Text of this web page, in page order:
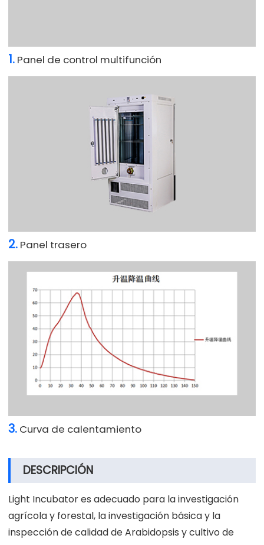
1. Panel de control multifunción
2. Panel trasero
3. Curva de calentamiento
DESCRIPCIÓN
Light Incubator es adecuado para la investigación
agrícola y forestal, la investigación básica y la
inspección de calidad de Arabidopsis y cultivo de